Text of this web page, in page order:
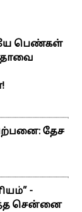
பெண்கள்
தேச
-
சென்னை